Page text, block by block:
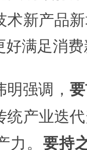
术新产品
好满足消
明强调，
统产业迭
力。 要持